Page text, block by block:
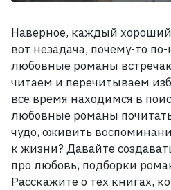
Книги
Экранизации
Коллекции
Наверное, каждый
вот незадача, почему-то
любовные романы
читаем и перечитываем
все время находимся в
любовные романы
чудо, оживить
к жизни? Давайте
про любовь, подборки
Расскажите о тех книгах,